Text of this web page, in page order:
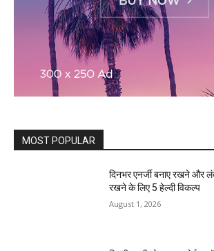
MOST POPULAR
दिनभर एनर्जी बनाए रखने और
रखने के लिए 5 हेल्दी विकल्प
August 1, 2026